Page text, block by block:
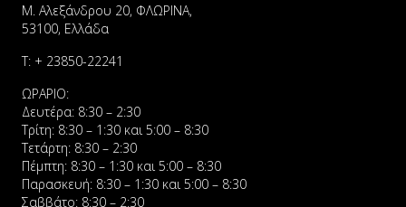
Μ. Αλεξάνδρου 20, ΦΛΩΡΙΝΑ,
53100, Ελλάδα
Τ: + 23850-22241
ΩΡΑΡΙΟ:
Δευτέρα: 8:30 – 2:30
Τρίτη: 8:30 – 1:30 και 5:00 – 8:30
Τετάρτη: 8:30 – 2:30
Πέμπτη: 8:30 – 1:30 και 5:00 – 8:30
Παρασκευή: 8:30 – 1:30 και 5:00 – 8:30
Σαββάτο: 8:30 – 2:30